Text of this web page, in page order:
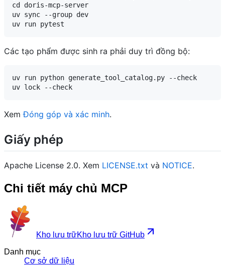
cd doris-mcp-server
uv sync --group dev
Các tạo phẩm được sinh ra phải duy trì đồng bộ:
uv run python generate_tool_catalog.py --check
XemĐóng góp và xác minh.
Giấy phép
Apache License 2.0. Xem LICENSE.txt và NOTICE.
Chi tiết máy chủ MCP
Kho lưu trữKho lưu trữ GitHub
Danh mục
Cơ sở dữ liệu